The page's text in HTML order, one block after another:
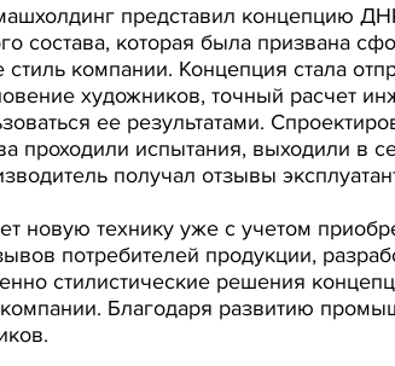
представил концепцию
состава, которая была призвана
компании. Концепция стала
художников, точный расчет
ее результатами.
проходили испытания, выходили в
получал отзывы
новую технику уже с учетом
потребителей продукции,
стилистические решения
Благодаря развитию